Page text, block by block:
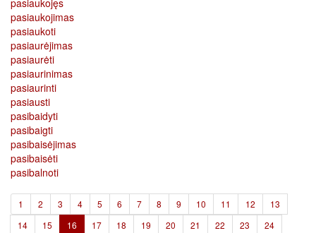
pasiaukojimas
pasiaukoti
pasiaurėjimas
pasiaurėti
pasiaurinimas
pasiaurinti
pasiausti
pasibaidyti
pasibaigti
pasibaisėjimas
pasibaisėti
pasibalnoti
1 2 3 4 5 6 7 8 9 10 11 12
13
14
15 16 (current)
17 18 19 20 21 22 23 24